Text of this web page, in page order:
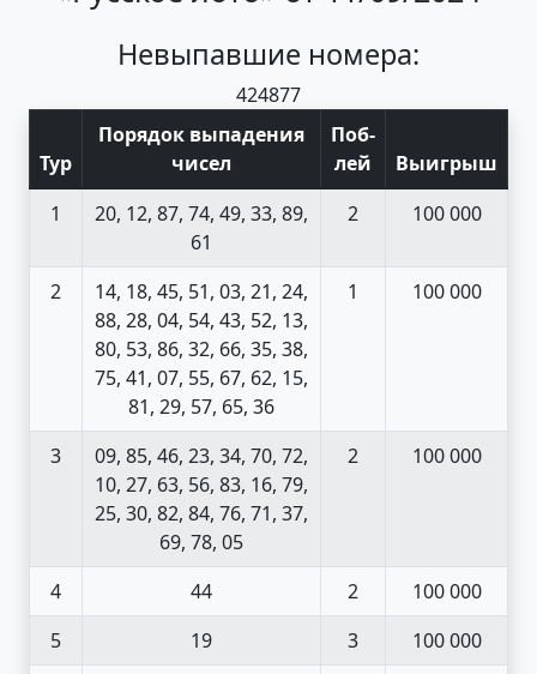
Невыпавшие номера:
424877
Тур
Порядок выпадения
чисел
Поб-
лей
Выигрыш
1
20, 12, 87, 74, 49, 33, 89,
61
2 100 000
2
14, 18, 45, 51, 03, 21, 24,
88, 28, 04, 54, 43, 52, 13,
80, 53, 86, 32, 66, 35, 38,
75, 41, 07, 55, 67, 62, 15,
81, 29, 57, 65, 36
1 100 000
3
09, 85, 46, 23, 34, 70, 72,
10, 27, 63, 56, 83, 16, 79,
25, 30, 82, 84, 76, 71, 37,
69, 78, 05
2 100 000
4 44 2
100 000
5
19 3
100 000